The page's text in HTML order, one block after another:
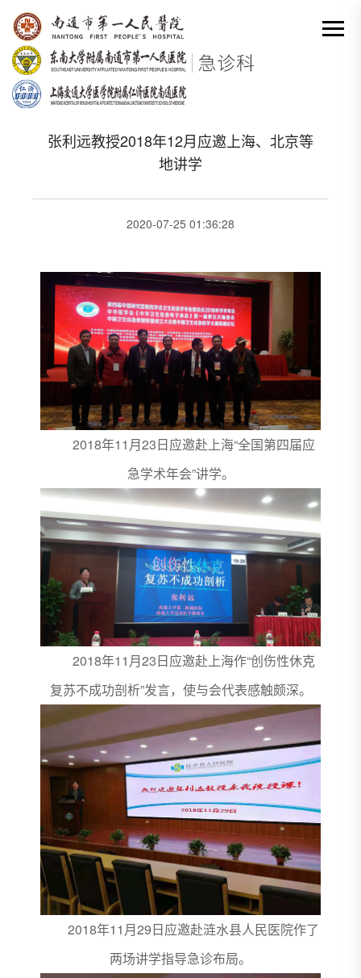
网站首页 - 科室动态详情
分类出来 
张利远教授2018年12月应邀上海、北京等
地讲学
2020-07-25 01:36:28
2018年11月23日应邀赴上海“全国第四届应
急学术年会”讲学。
2018年11月23日应邀赴上海作“创伤性休克
复苏不成功剖析”发言，使与会代表感触颇深。
2018年11月29日应邀赴涟水县人民医院作了
两场讲学指导急诊布局。